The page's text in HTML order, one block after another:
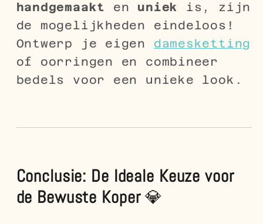
handgemaakt en uniek
is, zijn
de mogelijkheden eindeloos!
Ontwerp je eigen damesketting
of oorringen en combineer
bedels voor een unieke look.
Conclusie: De Ideale Keuze voor
de Bewuste Koper💎